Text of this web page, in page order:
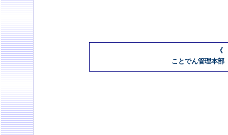
ことでん管理本